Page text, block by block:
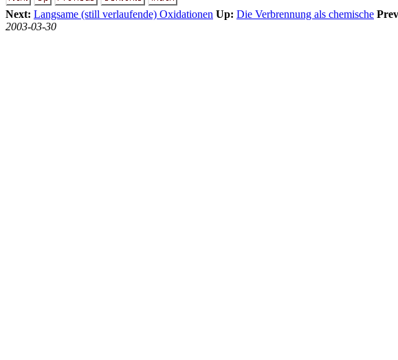
Next: Langsame (still verlaufende) Oxidationen Up: Die Verbrennung als chemische
2003-03-30